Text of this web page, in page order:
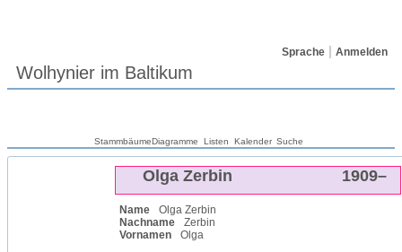
Sprache Anmelden
Wolhynier im Baltikum
StammbäumeDiagramme Listen Kalender Suche
Olga Zerbin 1909–
Name Olga Zerbin
Nachname
Zerbin
Vornamen
Olga